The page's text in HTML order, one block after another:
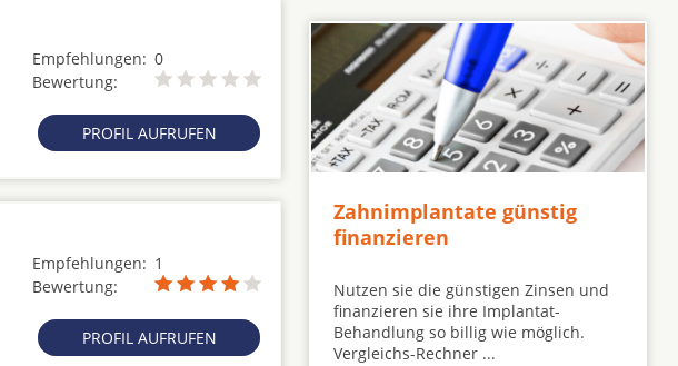
Empfehlungen: 0
Bewertung:
PROFIL AUFRUFEN
Empfehlungen: 1
Bewertung:
PROFIL AUFRUFEN
Zahnimplantate günstig
finanzieren
Nutzen sie die günstigen Zinsen und
finanzieren sie ihre Implantat-
Behandlung so billig wie möglich.
Vergleichs-Rechner ...